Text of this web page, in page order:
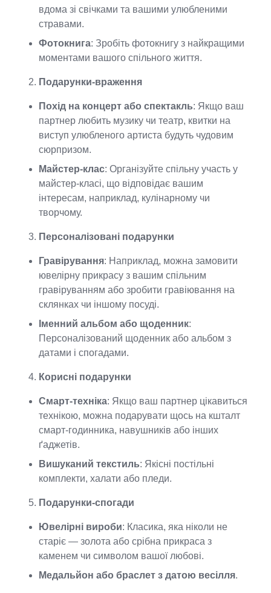
вдома зі свічками та вашими улюбленими
стравами.
Фотокнига: Зробіть фотокнигу з найкращими
моментами вашого спільного життя.
Подарунки-враження
Похід на концерт або спектакль: Якщо ваш
партнер любить музику чи театр, квитки на
виступ улюбленого артиста будуть чудовим
сюрпризом.
Майстер-клас: Організуйте спільну участь у
майстер-класі, що відповідає вашим
інтересам, наприклад, кулінарному чи
творчому.
Персоналізовані подарунки
Гравірування: Наприклад, можна замовити
ювелірну прикрасу з вашим спільним
гравіруванням або зробити гравіювання на
склянках чи іншому посуді.
Іменний альбом або щоденник:
Персоналізований щоденник або альбом з
датами і спогадами.
Корисні подарунки
Смарт-техніка: Якщо ваш партнер цікавиться
технікою, можна подарувати щось на кшталт
смарт-годинника, навушників або інших
ґаджетів.
Вишуканий текстиль: Якісні постільні
комплекти, халати або пледи.
Подарунки-спогади
Ювелірні вироби: Класика, яка ніколи не
старіє — золота або срібна прикраса з
каменем чи символом вашої любові.
Медальйон або браслет з датою весілля.